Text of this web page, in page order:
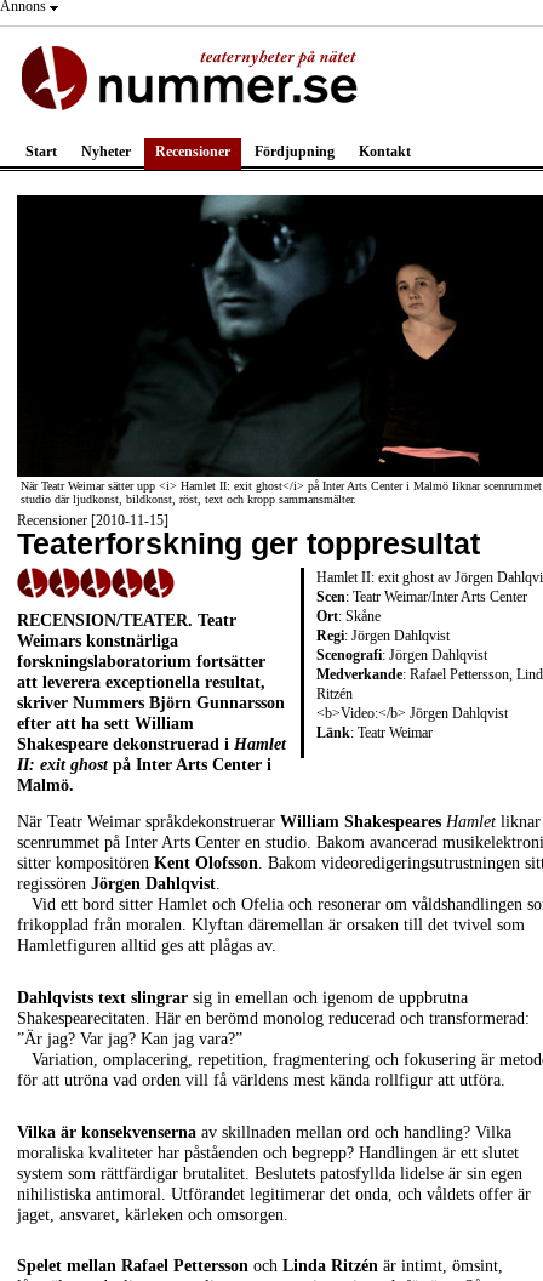
Annons
Start Nyheter Recensioner Fördjupning Kontakt
När Teatr Weimar sätter upp <i> Hamlet II: exit ghost</i> på Inter Arts Center i Malmö liknar scenrummet
studio där ljudkonst, bildkonst, röst, text och kropp sammansmälter.
Recensioner [2010-11-15]
Teaterforskning ger toppresultat
Hamlet II: exit ghost av Jörgen
Scen: Teatr Weimar/Inter Arts Center
Ort: Skåne
Regi: Jörgen Dahlqvist
Scenografi: Jörgen Dahlqvist
Medverkande: Rafael Pettersson,
Ritzén
<b>Video:</b> Jörgen Dahlqvist
Länk: Teatr Weimar
RECENSION/TEATER. Teatr
Weimars konstnärliga
forskningslaboratorium fortsätter
att leverera exceptionella resultat,
skriver Nummers Björn Gunnarsson
efter att ha sett William
Shakespeare dekonstruerad i Hamlet
II: exit ghostpå Inter Arts Center i
Malmö.
När Teatr Weimar språkdekonstruerar William Shakespeares Hamlet liknar
scenrummet på Inter Arts Center en studio. Bakom avancerad
sitter kompositören Kent Olofsson. Bakom videoredigeringsutrustningen
regissören Jörgen Dahlqvist.
Vid ett bord sitter Hamlet och Ofelia och resonerar om våldshandlingen
frikopplad från moralen. Klyftan däremellan är orsaken till det tvivel som
Hamletfiguren alltid ges att plågas av.
Dahlqvists text slingrar sig in emellan och igenom de uppbrutna
Shakespearecitaten. Här en berömd monolog reducerad och transformerad:
”Är jag? Var jag? Kan jag vara?”
Variation, omplacering, repetition, fragmentering och fokusering är
för att utröna vad orden vill få världens mest kända rollfigur att utföra.
Vilka är konsekvenserna av skillnaden mellan ord och handling? Vilka
moraliska kvaliteter har påståenden och begrepp? Handlingen är ett slutet
system som rättfärdigar brutalitet. Beslutets patosfyllda lidelse är sin egen
nihilistiska antimoral. Utförandet legitimerar det onda, och våldets offer är
jaget, ansvaret, kärleken och omsorgen.
Spelet mellan Rafael Pettersson och Linda Ritzén är intimt, ömsint,